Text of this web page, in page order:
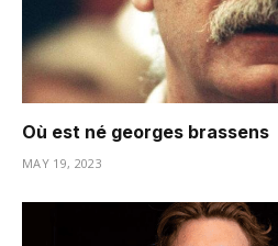
Où est né georges brassens
MAY 19, 2023